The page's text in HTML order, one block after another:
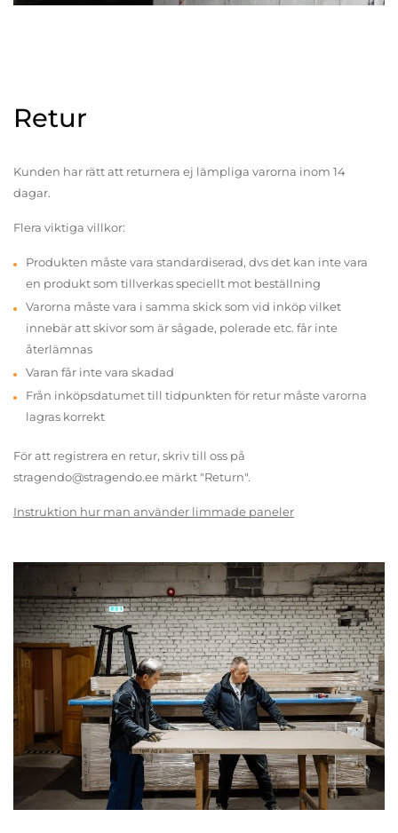
Retur
Kunden har rätt att returnera ej lämpliga varorna inom 14
dagar.
Flera viktiga villkor:
Produkten måste vara standardiserad, dvs det kan inte vara
en produkt som tillverkas speciellt mot beställning
Varorna måste vara i samma skick som vid inköp vilket
innebär att skivor som är sågade, polerade etc. får inte
återlämnas
Varan får inte vara skadad
Från inköpsdatumet till tidpunkten för retur måste varorna
lagras korrekt
För att registrera en retur, skriv till oss på
stragendo@stragendo.ee märkt "Return".
Instruktion hur man använder limmade paneler